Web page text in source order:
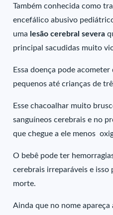
Também conhecida como
encefálico abusivo
uma lesão cerebral severa
principal sacudidas muito
Essa doença pode
pequenos até crianças de
Esse chacoalhar muito
sanguíneos cerebrais e no
que chegue a ele menos
O bebê pode ter
cerebrais irreparáveis e isso
morte.
Ainda que no nome apareça